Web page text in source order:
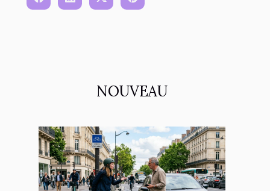
NOUVEAU